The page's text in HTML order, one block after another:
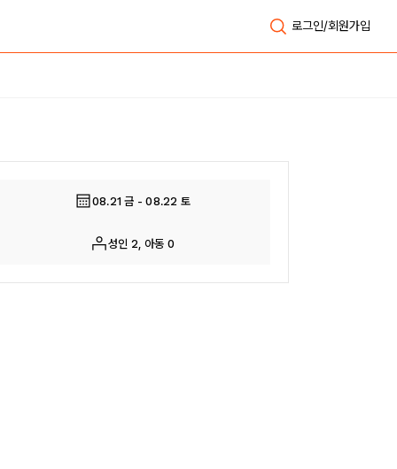
로그인/회원가입
08.21 금 - 08.22 토
성인 2, 아동 0